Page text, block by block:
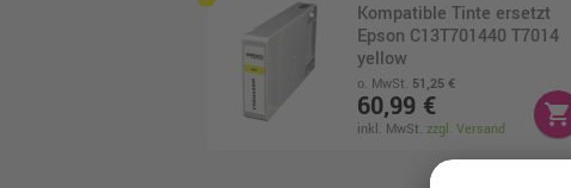
Kompatible Tinte ersetzt
Epson C13T701440 T7014
yellow
o. MwSt. 51,25 €
60,99 €
inkl. MwSt. zzgl. Versand
shopping_cart